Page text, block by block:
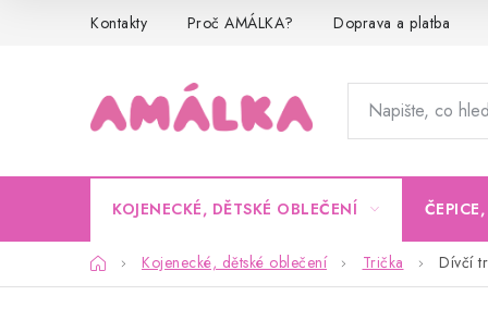
Kontakty Proč AMÁLKA? Doprava a platba
KOJENECKÉ, DĚTSKÉ OBLEČENÍ
DomůKojenecké, dětské oblečení Trička Dívčí